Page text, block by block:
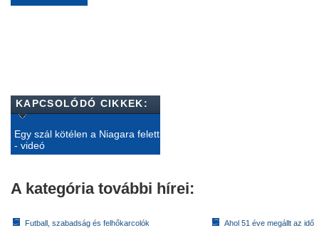
KAPCSOLÓDÓ CIKKEK:
Egy szál kötélen a Niagara felett
- videó
A kategória további hírei:
Futball, szabadság és felhőkarcolók
Ahol 51 éve megállt az idő